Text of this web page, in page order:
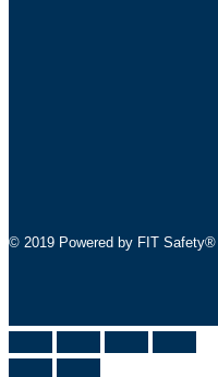
© 2019 Powered by FIT